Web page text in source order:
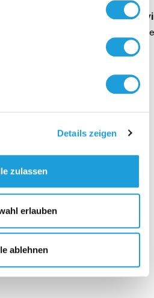
Details zeigen
zulassen
erlauben
ablehnen
Dirmeier